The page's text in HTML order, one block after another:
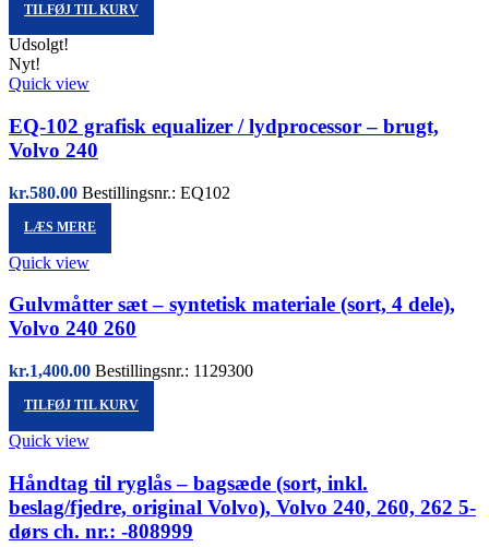
TILFØJ TIL KURV
Udsolgt!
Nyt!
Quick view
EQ-102 grafisk equalizer / lydprocessor – brugt,
Volvo 240
kr.580.00 Bestillingsnr.: EQ102
LÆS MERE
Quick view
Gulvmåtter sæt – syntetisk materiale (sort, 4 dele),
Volvo 240 260
kr.1,400.00 Bestillingsnr.: 1129300
TILFØJ TIL KURV
Quick view
Håndtag til ryglås – bagsæde (sort, inkl.
beslag/fjedre, original Volvo), Volvo 240, 260, 262 5-
dørs ch. nr.: -808999